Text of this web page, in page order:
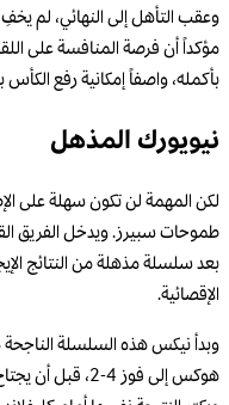
وعقب التأهل إلى النهائي، لم
مؤكداً أن فرصة المنافسة على
بأكمله، واصفاً إمكانية رفع
نيويورك المذهل
لكن المهمة لن تكون سهلة على
طموحات سبيرز. ويدخل الفريق
الإقصائية.
وبدأ نيكس هذه السلسلة الناجحة
هوكس إلى فوز 4-